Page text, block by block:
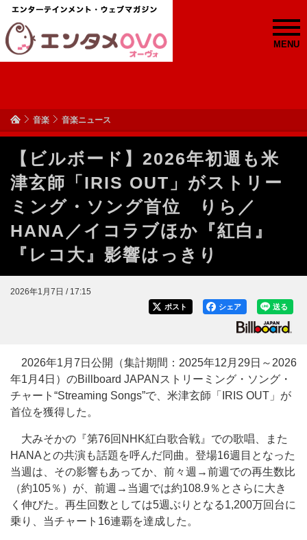
MENU
音楽 音楽ニュース
【ビルボード】2026年初週も米
津玄師「IRIS OUT」がストリー
ミング・ソング首位 りら／
HANA／イコラブほか『紅白』
『レコ大』影響はっきり
2026年1月7日 / 17:15
送る
シェア
ポスト
2026年1月7日公開（集計期間：2025年12月29日～2026
年1月4日）のBillboard JAPANストリーミング・ソング・
チャート“Streaming Songs”で、米津玄師「IRIS OUT」が
首位を獲得した。
大みそかの『第76回NHK紅白歌合戦』での歌唱、また
HANAとの共演も話題を呼んだ同曲。登場16週目となった
当週は、その影響もあってか、前々週→前週での再生数比
（約105％）が、前週→当週では約108.9％とさらに大き
く伸びた。再生回数としては5週ぶりとなる1,200万回台に
乗り、当チャート16連覇を達成した。